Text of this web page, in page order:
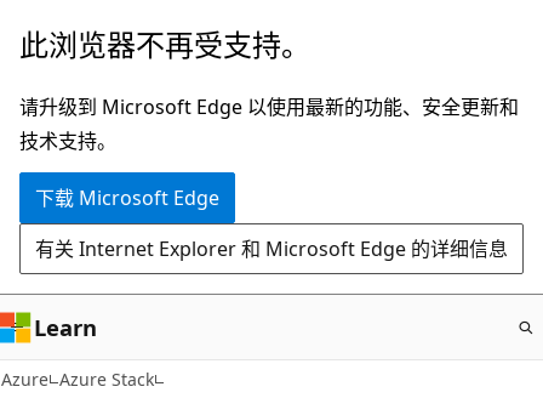
跳
主
要
内
此浏览器不再受支持。
请升级到 Microsoft Edge 以使用最新的功能、安全更新和
技术支持。
下载 Microsoft Edge
有关 Internet Explorer 和 Microsoft Edge 的详细信息
Learn
Azure Azure Stack